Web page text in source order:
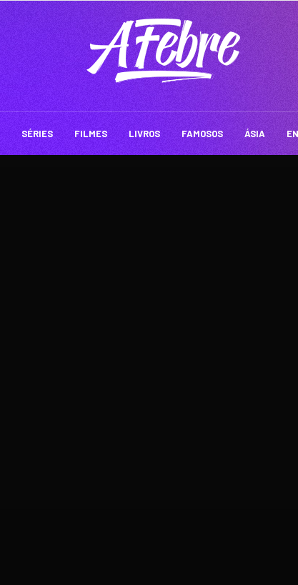
SÉRIES FILMES LIVROS FAMOSOS ÁSIA